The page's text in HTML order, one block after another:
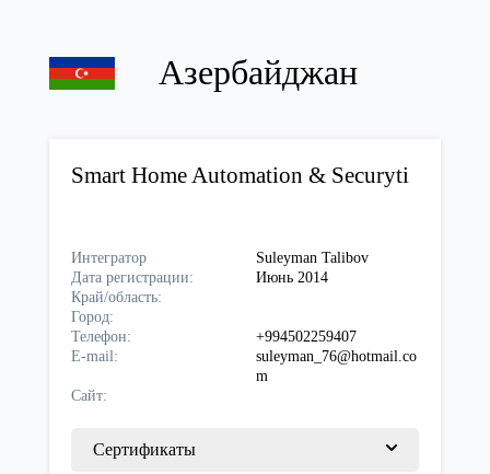
Азербайджан
Smart Home Automation & Securyti
Интегратор
Suleyman Talibov
Дата регистрации:
Июнь 2014
Край/область:
Город:
Телефон:
+994502259407
E-mail:
suleyman_76@hotmail.co
m
Сайт:
Сертификаты